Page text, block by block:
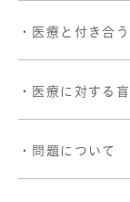
・医療と付き合
・医療に対する
・問題について